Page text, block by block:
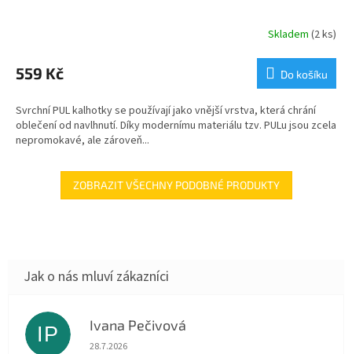
Skladem (2 ks)
559 Kč Do košíku
Svrchní PUL kalhotky se používají jako vnější vrstva, která chrání
oblečení od navlhnutí. Díky modernímu materiálu tzv. PULu jsou zcela
nepromokavé, ale zároveň...
ZOBRAZIT VŠECHNY PODOBNÉ PRODUKTY
IP Ivana Pečivová
Hodnocení obchodu je 5 z 5 hvězdiček.
28.7.2026